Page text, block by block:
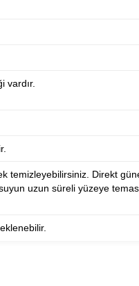
vardır.
temizleyebilirsiniz. Direkt
uzun süreli yüzeye